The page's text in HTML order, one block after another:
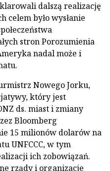
dalszą realizację
celem było wysłanie
stron Porozumienia
nadal może i
Nowego Jorku,
który jest
ds. miast i zmiany
Bloomberg
15 milionów dolarów na
UNFCCC, w tym
ich zobowiązań.
rządy i organizacje